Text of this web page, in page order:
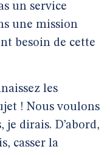
un service
une mission
besoin de cette
les
! Nous voulons
je dirais. D’abord,
casser la